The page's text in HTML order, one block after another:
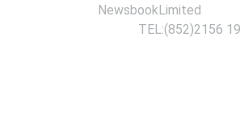
NewsbookLimited
TEL:(852)2156